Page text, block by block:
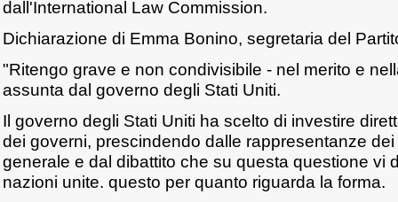
dall'International Law Commission.
Dichiarazione di Emma Bonino, segretaria del
"Ritengo grave e non condivisibile - nel merito e
assunta dal governo degli Stati Uniti.
Il governo degli Stati Uniti ha scelto di investire
dei governi, prescindendo dalle rappresentanze
generale e dal dibattito che su questa questione vi
nazioni unite. questo per quanto riguarda la forma.